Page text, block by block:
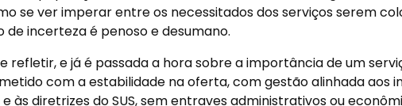
se ver imperar entre os necessitados dos serviços serem
de incerteza é penoso e desumano.
refletir, e já é passada a hora sobre a importância de um
com a estabilidade na oferta, com gestão alinhada aos
às diretrizes do SUS, sem entraves administrativos ou